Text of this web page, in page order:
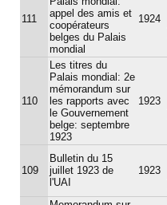
111
appel des amis et
coopérateurs
belges du Palais
mondial
1924
110
Les titres du
Palais mondial: 2e
mémorandum sur
les rapports avec
le Gouvernement
belge: septembre
1923
1923
109
Bulletin du 15
juillet 1923 de
l'UAI
1923